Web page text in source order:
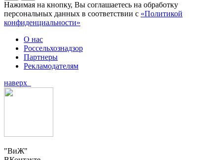
Нажимая на кнопку, Вы соглашаетесь на обработку
персональных данных в соответствии с «Политикой
конфиденциальности»
О нас
Россельхознадзор
Партнеры
Рекламодателям
наверх
"ВиЖ"